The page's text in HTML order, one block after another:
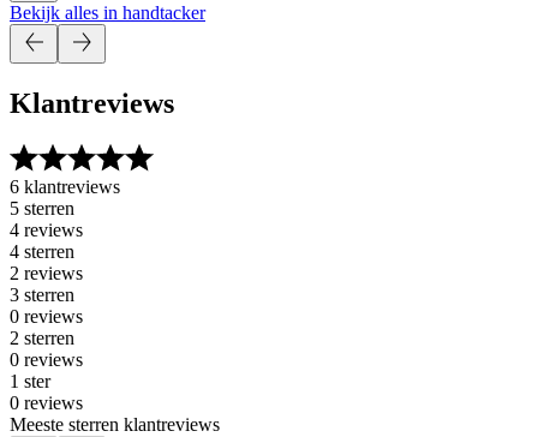
Bekijk alles in handtacker
Klantreviews
6 klantreviews
5 sterren
4 reviews
4 sterren
2 reviews
3 sterren
0 reviews
2 sterren
0 reviews
1 ster
0 reviews
Meeste sterren klantreviews